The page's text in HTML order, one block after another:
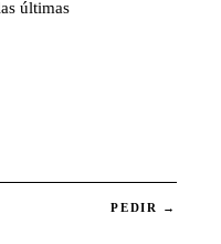
últimas
PEDIR →